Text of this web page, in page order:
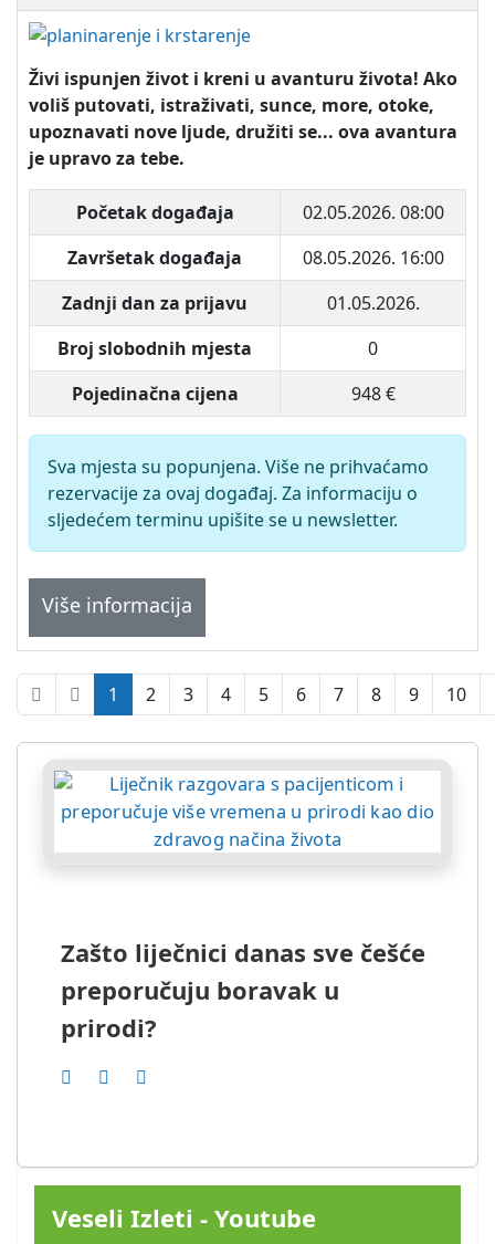
Živi ispunjen život i kreni u avanturu života! Ako
voliš putovati, istraživati, sunce, more, otoke,
upoznavati nove ljude, družiti se... ova avantura
je upravo za tebe.
Početak događaja
02.05.2026. 08:00
Završetak događaja
08.05.2026. 16:00
Zadnji dan za prijavu
01.05.2026.
Broj slobodnih mjesta
0
Pojedinačna cijena
948 €
Sva mjesta su popunjena. Više ne prihvaćamo
rezervacije za ovaj događaj. Za informaciju o
sljedećem terminu upišite se u newsletter.
Više informacija
1 2 3 4 5 6 7 8 9 10
Zašto liječnici danas sve češće
preporučuju boravak u
prirodi?
Veseli Izleti - Youtube